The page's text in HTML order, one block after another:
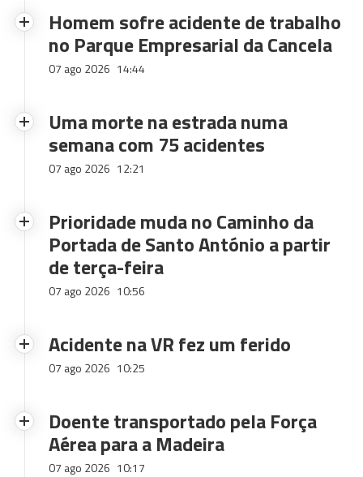
Homem sofre acidente de trabalho
no Parque Empresarial da Cancela
07 ago 2026 14:44
Uma morte na estrada numa
semana com 75 acidentes
07 ago 2026 12:21
Prioridade muda no Caminho da
Portada de Santo António a partir
de terça-feira
07 ago 2026 10:56
Acidente na VR fez um ferido
07 ago 2026 10:25
Doente transportado pela Força
Aérea para a Madeira
07 ago 2026 10:17